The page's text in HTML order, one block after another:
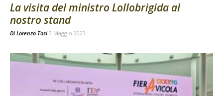
La visita del ministro Lollobrigida al
nostro stand
Di Lorenzo Tosi 3 Maggio 2023